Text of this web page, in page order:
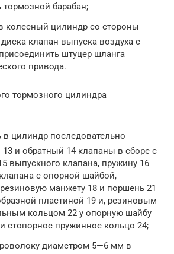
тормозной барабан;
колесный цилиндр со стороны
клапан выпуска воздуха с
штуцер шланга
привода.
тормозного цилиндра
в цилиндр последовательно
и обратный 14 клапаны в сборе с
выпускного клапана, пружину 16
с опорной шайбой,
манжету 18 и поршень 21
пластиной 19 и, резиновым
кольцом 22 у опорную шайбу
стопорное пружинное кольцо 24;
диаметром 5—6 мм в